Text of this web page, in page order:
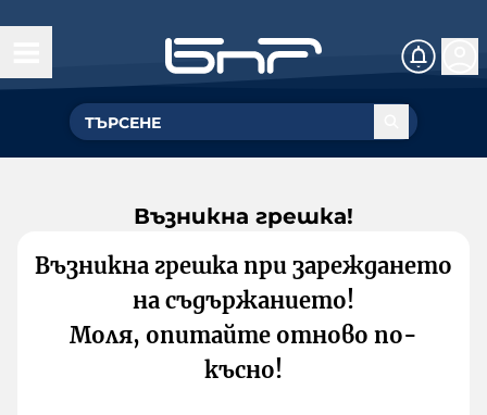
Възникна грешка!
Възникна грешка при зареждането
на съдържанието!
Моля, опитайте отново по-
късно!